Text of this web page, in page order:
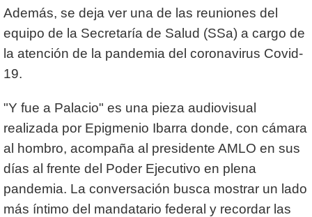
Además, se deja ver una de las reuniones del
equipo de la Secretaría de Salud (SSa) a cargo de
la atención de la pandemia del coronavirus Covid-
19.
"Y fue a Palacio" es una pieza audiovisual
realizada por Epigmenio Ibarra donde, con cámara
al hombro, acompaña al presidente AMLO en sus
días al frente del Poder Ejecutivo en plena
pandemia. La conversación busca mostrar un lado
más íntimo del mandatario federal y recordar las